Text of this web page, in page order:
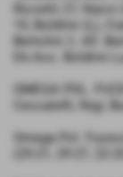
Riccetti 27,
10, Boldrini (L),
Bertolini 2. All.
Dir.Acc. Boldrini
OMEGA POL.
Ceccatelli, Nigi,
Omega Pol.